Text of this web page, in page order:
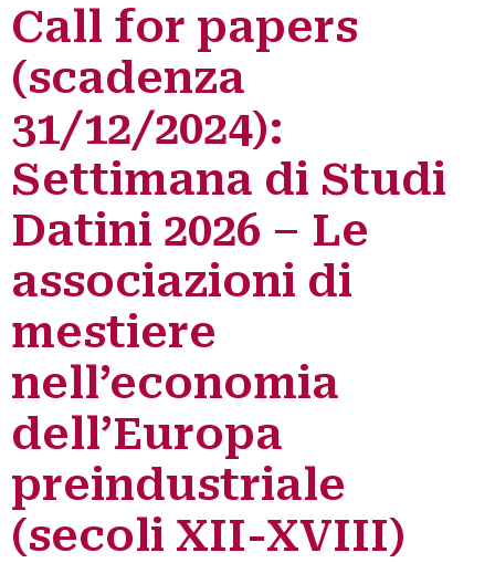
Call for papers
(scadenza
31/12/2024):
Settimana di Studi
Datini 2026 – Le
associazioni di
mestiere
nell’economia
dell’Europa
preindustriale
(secoli XII-XVIII)